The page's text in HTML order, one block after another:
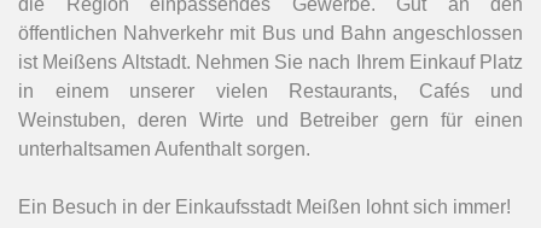
die Region einpassendes Gewerbe. Gut an den
öffentlichen Nahverkehr mit Bus und Bahn angeschlossen
ist Meißens Altstadt. Nehmen Sie nach Ihrem Einkauf Platz
in einem unserer vielen Restaurants, Cafés und
Weinstuben, deren Wirte und Betreiber gern für einen
unterhaltsamen Aufenthalt sorgen.
Ein Besuch in der Einkaufsstadt Meißen lohnt sich immer!